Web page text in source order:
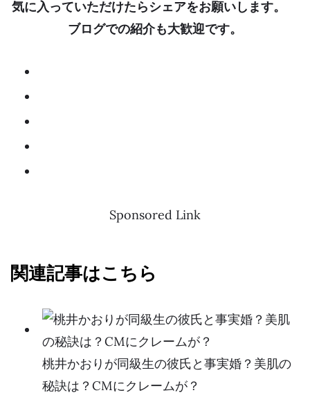
気に入っていただけたらシェアをお願いします。
ブログでの紹介も大歓迎です。
Sponsored Link
関連記事はこちら
桃井かおりが同級生の彼氏と事実婚？美肌の
秘訣は？CMにクレームが？